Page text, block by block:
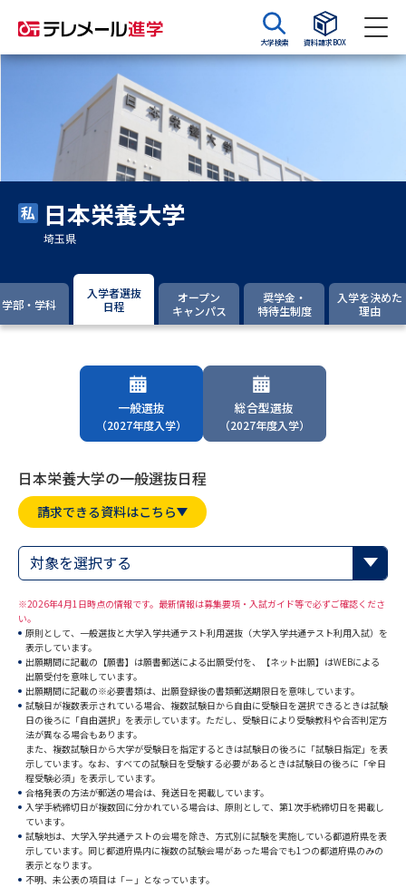
大学検索 資料請求BOX
資料請求
大学・短大の資料種類から請求
大学パンフ
集要項＆願書
過去問題集
大学・短大以外の資料から請求
大学院の資料請求
大学入学共通テスト「受験上の
配慮案内」の請求
幼稚園教員資格認定試験
高等学校（情報）教員資格認定
試験
大学研究 大学検索
大学で学べる内容や特徴を調べる
新増設大学・学部・学科特集
国際・グローバルに強い大学特
集
データサイエンス特集 奨学金・特待生制度特集
日本栄養大学
埼玉県
学部・学科
入学者選抜
日程
オープン
キャンパス
奨学金・
特待生制度
入学を決めた
理由
一般選抜
（2027年度入学）
総合型選抜
（2027年度入学）
日本栄養大学の一般選抜日程
請求できる資料はこちら
対象を選択する
※2026年4月1日時点の情報です。最新情報は募集要項・入試ガイド等で必ずご確認くださ
い。
原則として、一般選抜と大学入学共通テスト利用選抜（大学入学共通テスト利用入試）を
表示しています。
出願期間に記載の【願書】は願書郵送による出願受付を、【ネット出願】はWEBによる
出願受付を意味しています。
出願期間に記載の※必要書類は、出願登録後の書類郵送期限日を意味しています。
試験日が複数表示されている場合、複数試験日から自由に受験日を選択できるときは試験
日の後ろに「自由選択」を表示しています。ただし、受験日により受験教科や合否判定方
法が異なる場合もあります。
また、複数試験日から大学が受験日を指定するときは試験日の後ろに「試験日指定」を表
示しています。なお、すべての試験日を受験する必要があるときは試験日の後ろに「全日
程受験必須」を表示しています。
合格発表の方法が郵送の場合は、発送日を掲載しています。
入学手続締切日が複数回に分かれている場合は、原則として、第1次手続締切日を掲載し
ています。
試験地は、大学入学共通テストの会場を除き、方式別に試験を実施している都道府県を表
示しています。同じ都道府県内に複数の試験会場があった場合でも1つの都道府県のみの
表示となります。
不明、未公表の項目は「－」となっています。